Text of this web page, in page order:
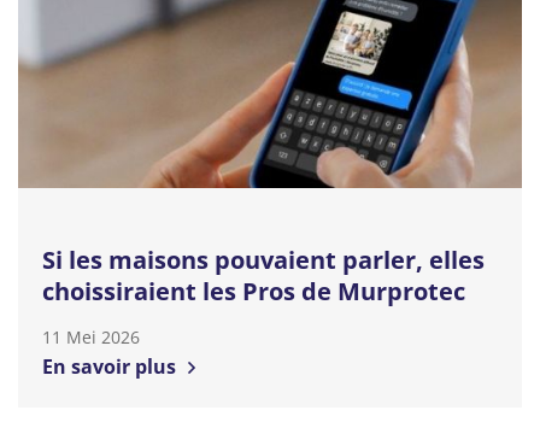
Si les maisons pouvaient parler, elles
choissiraient les Pros de Murprotec
11 Mei 2026
En savoir plus